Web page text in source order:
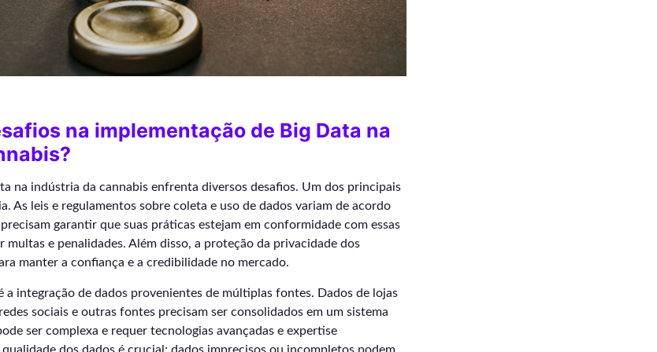
na implementação de Big Data na
na indústria da cannabis enfrenta diversos desafios. Um dos principais
As leis e regulamentos sobre coleta e uso de dados variam de acordo
garantir que suas práticas estejam em conformidade com essas
multas e penalidades. Além disso, a proteção da privacidade dos
manter a confiança e a credibilidade no mercado.
integração de dados provenientes de múltiplas fontes. Dados de lojas
sociais e outras fontes precisam ser consolidados em um sistema
ser complexa e requer tecnologias avançadas e expertise